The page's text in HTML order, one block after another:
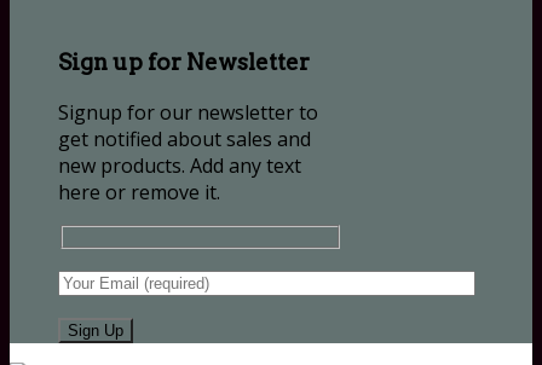
Sign up for Newsletter
Signup for our newsletter to
get notified about sales and
new products. Add any text
here or remove it.